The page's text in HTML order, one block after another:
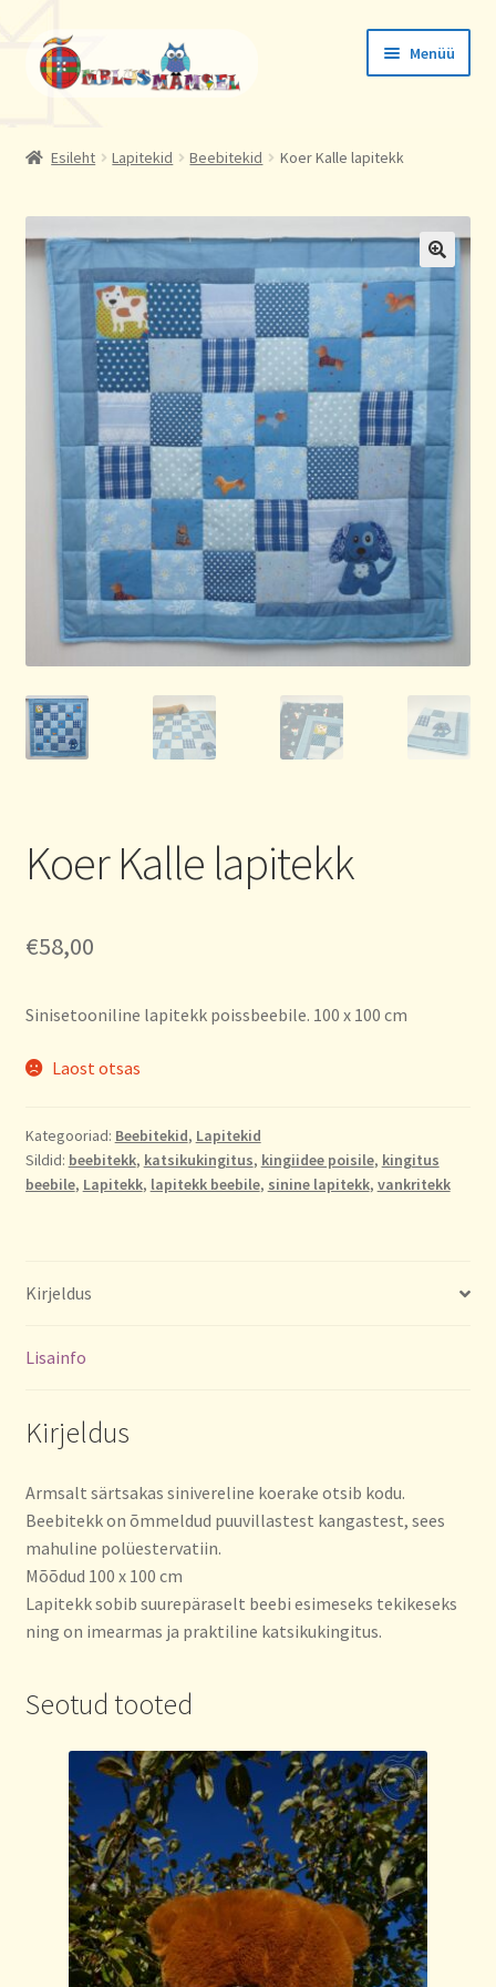
Liigu
navigeerimisele
Liigu
sisu
juurde
Menüü
Aadressid
Esileht Lapitekid Beebitekid Koer Kalle lapitekk
🔍
Koer Kalle lapitekk
€58,00
Sinisetooniline lapitekk poissbeebile. 100 x 100 cm
Laost otsas
Kategooriad: Beebitekid, Lapitekid
Sildid: beebitekk, katsikukingitus, kingiidee poisile, kingitus
beebile, Lapitekk, lapitekk beebile, sinine lapitekk, vankritekk
Kirjeldus
Lisainfo
Kirjeldus
Armsalt särtsakas sinivereline koerake otsib kodu.
Beebitekk on õmmeldud puuvillastest kangastest, sees
mahuline polüestervatiin.
Mõõdud 100 x 100 cm
Lapitekk sobib suurepäraselt beebi esimeseks tekikeseks
ning on imearmas ja praktiline katsikukingitus.
Seotud tooted